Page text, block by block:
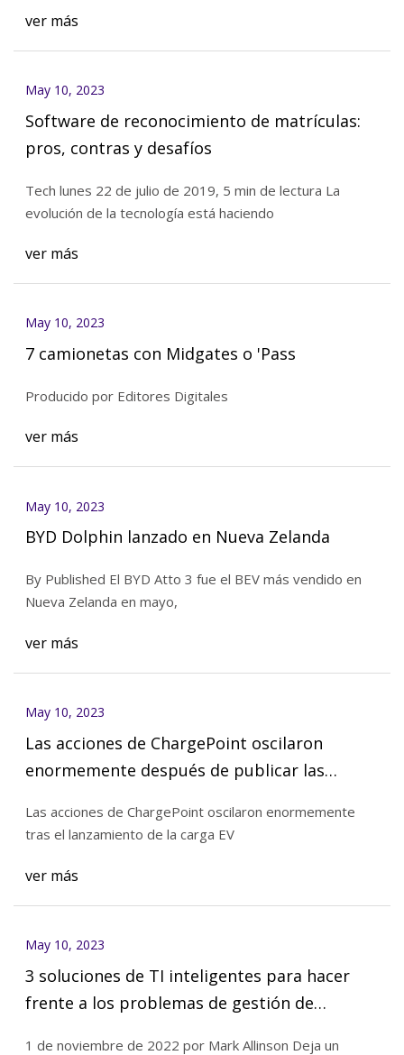
ver más
May 10, 2023
Software de reconocimiento de matrículas:
pros, contras y desafíos
Tech lunes 22 de julio de 2019, 5 min de lectura La
evolución de la tecnología está haciendo
ver más
May 10, 2023
7 camionetas con Midgates o 'Pass
Producido por Editores Digitales
ver más
May 10, 2023
BYD Dolphin lanzado en Nueva Zelanda
By Published El BYD Atto 3 fue el BEV más vendido en
Nueva Zelanda en mayo,
ver más
May 10, 2023
Las acciones de ChargePoint oscilaron
enormemente después de publicar las
compañía da su opinión
Las acciones de ChargePoint oscilaron enormemente
tras el lanzamiento de la carga EV
ver más
May 10, 2023
3 soluciones de TI inteligentes para hacer
frente a los problemas de gestión de
1 de noviembre de 2022 por Mark Allinson Deja un